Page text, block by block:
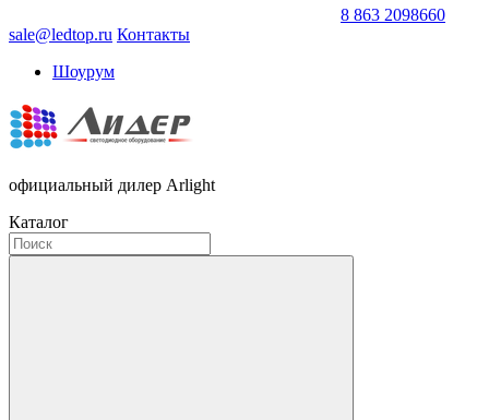
8 863 2098660
sale@ledtop.ru Контакты
Шоурум
официальный дилер Arlight
Каталог